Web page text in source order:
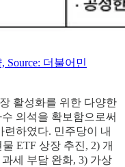
Source: 더불어민
활성화를 위한 다양한
의석을 확보함으로써
하였다. 민주당이 내
ETF 상장 추진, 2) 개
세 부담 완화, 3) 가상